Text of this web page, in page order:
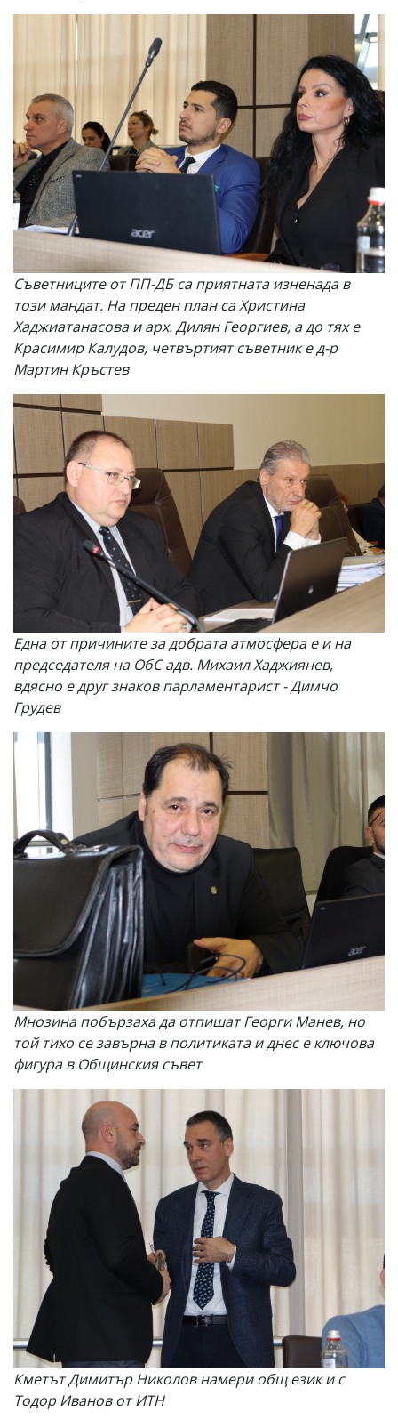
Съветниците от ПП-ДБ са приятната изненада в
този мандат. На преден план са Христина
Хаджиатанасова и арх. Дилян Георгиев, а до тях е
Красимир Калудов, четвъртият съветник е д-р
Мартин Кръстев
Една от причините за добрата атмосфера е и на
председателя на ОбС адв. Михаил Хаджиянев,
вдясно е друг знаков парламентарист - Димчо
Грудев
Мнозина побързаха да отпишат Георги Манев, но
той тихо се завърна в политиката и днес е ключова
фигура в Общинския съвет
Кметът Димитър Николов намери общ език и с
Тодор Иванов от ИТН